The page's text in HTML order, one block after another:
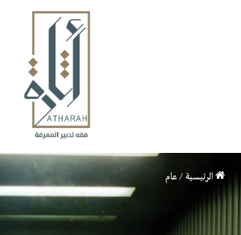
الرئيسية / عام